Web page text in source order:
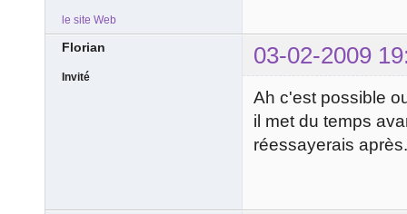
le site Web
Florian 03-02-2009
Invité
Ah c'est possible
il met du temps
réessayerais